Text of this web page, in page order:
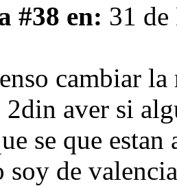
#38 en: 31
cambiar
aver si
se que estan
soy de